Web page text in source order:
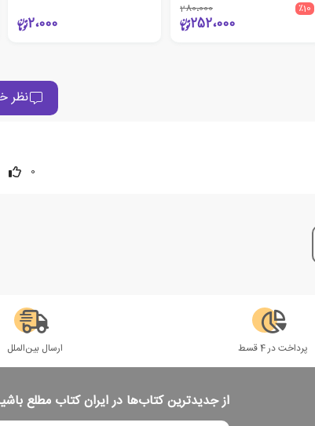
٪10 280،000
252،000 2،000
نظر
0
پرداخت در 4 قسط ارسال بین‌الملل
از جدیدترین کتاب‌ها در ایران کتاب مطلع